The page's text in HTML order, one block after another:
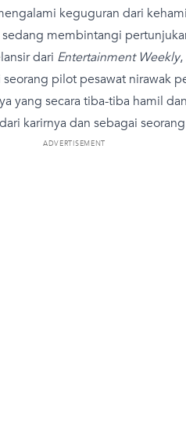
keguguran dari
membintangi
dari Entertainment Weekly,
pilot pesawat nirawak
yang secara tiba-tiba hamil
karirnya dan sebagai
ADVERTISEMENT